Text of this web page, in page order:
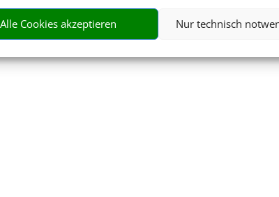
Alle Cookies akzeptieren Nur technisch